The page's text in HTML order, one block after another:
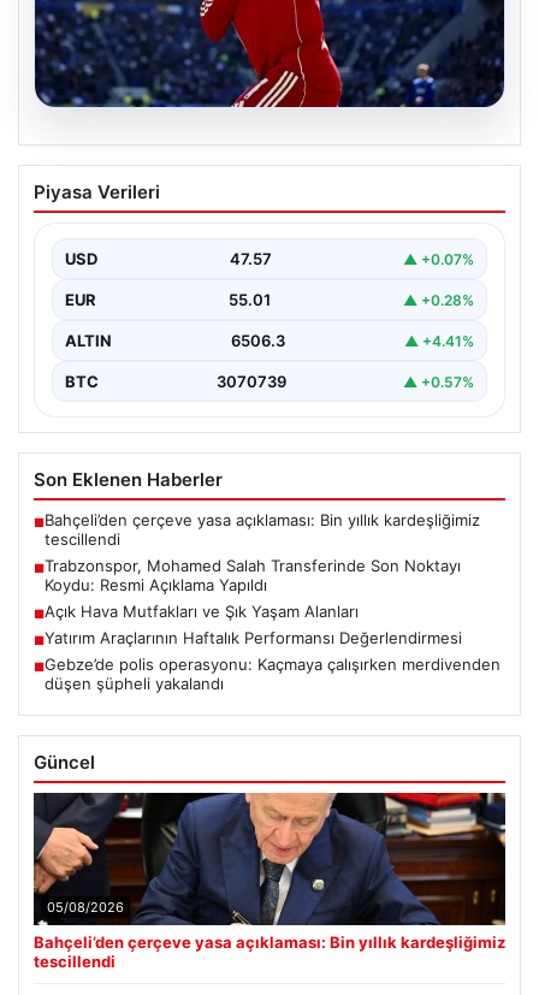
05.08.2026
Trabzonspor, Mohamed Salah
Transferinde Son Noktayı Koydu: Resmi
Trabzonspor, uzun süredir yoğun olarak gündemde
…
Piyasa Verileri
USD 47.57 ▲ +0.07%
EUR 55.01 ▲ +0.28%
ALTIN 6506.3 ▲ +4.41%
BTC 3070739 ▲ +0.57%
Son Eklenen Haberler
■Bahçeli’den çerçeve yasa açıklaması: Bin yıllık kardeşliğimiz
tescillendi
■Trabzonspor, Mohamed Salah Transferinde Son Noktayı
Koydu: Resmi Açıklama Yapıldı
■Açık Hava Mutfakları ve Şık Yaşam Alanları
■Yatırım Araçlarının Haftalık Performansı Değerlendirmesi
■Gebze’de polis operasyonu: Kaçmaya çalışırken merdivenden
düşen şüpheli yakalandı
Güncel
05/08/2026
Bahçeli’den çerçeve yasa açıklaması: Bin yıllık kardeşliğimiz
tescillendi